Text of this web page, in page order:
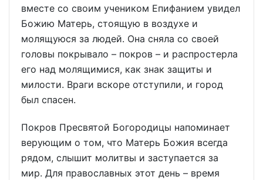
вместе со своим учеником Епифанием увидел
Божию Матерь, стоящую в воздухе и
молящуюся за людей. Она сняла со своей
головы покрывало – покров – и распростерла
его над молящимися, как знак защиты и
милости. Враги вскоре отступили, и город
был спасен.
Покров Пресвятой Богородицы напоминает
верующим о том, что Матерь Божия всегда
рядом, слышит молитвы и заступается за
мир. Для православных этот день – время